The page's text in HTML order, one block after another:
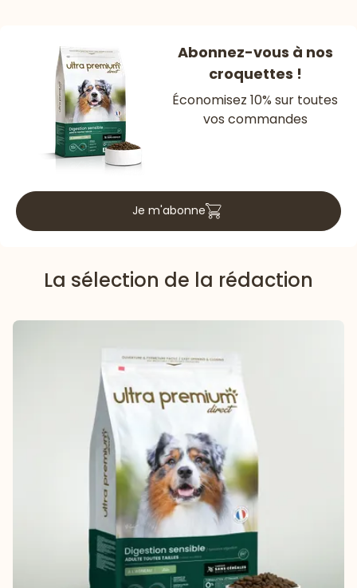
Abonnez-vous à nos
croquettes !
Économisez 10% sur toutes
vos commandes
Je m'abonne
La sélection de la rédaction